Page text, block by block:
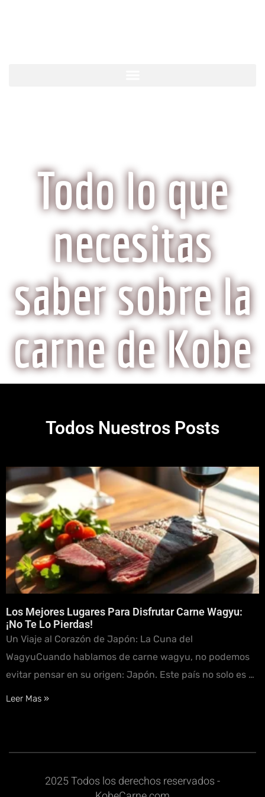
Todo lo que
necesitas
saber sobre la
carne de Kobe
Todos Nuestros Posts
Los Mejores Lugares Para Disfrutar Carne Wagyu:
¡No Te Lo Pierdas!
Un Viaje al Corazón de Japón: La Cuna del
WagyuCuando hablamos de carne wagyu, no podemos
evitar pensar en su origen: Japón. Este país no solo es …
Leer Mas »
2025 Todos los derechos reservados -